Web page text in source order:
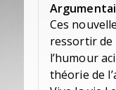
Ces
ressortir de
l’humour
théorie de